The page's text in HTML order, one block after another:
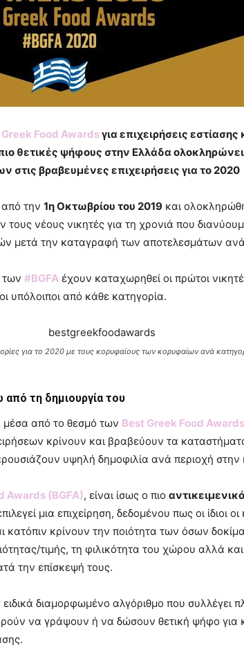
Food Awardsγια επιχειρήσεις
θετικές ψήφους στην Ελλάδα
στις βραβευμένες επιχειρήσεις για το 2020
από την 1η Οκτωβρίου του 2019 και
τους νέους νικητές για τη χρονιά που
μετά την καταγραφή των αποτελεσμάτων
των #BGFA έχουν καταχωρηθεί οι πρώτοι
υπόλοιποι από κάθε κατηγορία.
για το 2020 με τους κορυφαίους των κορυφαίων ανά
από τη δημιουργία του
από το θεσμό των Best Greek Food
κρίνουν και βραβεύουν τα
υψηλή δημοφιλία ανά περιοχή στην
Awards (BGFA), είναι ίσως ο πιο
μια επιχείρηση, δεδομένου πως οι ίδιοι
κατόπιν κρίνουν την ποιότητα των όσων
τιμής, τη φιλικότητα του χώρου αλλά
την επίσκεψή τους.
διαμορφωμένο αλγόριθμο που συλλέγει
να γράψουν ή να δώσουν θετική ψήφο για